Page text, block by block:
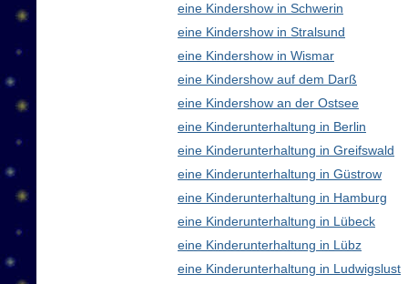
eine Kindershow in Schwerin
eine Kindershow in Stralsund
eine Kindershow in Wismar
eine Kindershow auf dem Darß
eine Kindershow an der Ostsee
eine Kinderunterhaltung in Berlin
eine Kinderunterhaltung in Greifswald
eine Kinderunterhaltung in Güstrow
eine Kinderunterhaltung in Hamburg
eine Kinderunterhaltung in Lübeck
eine Kinderunterhaltung in Lübz
eine Kinderunterhaltung in Ludwigslust